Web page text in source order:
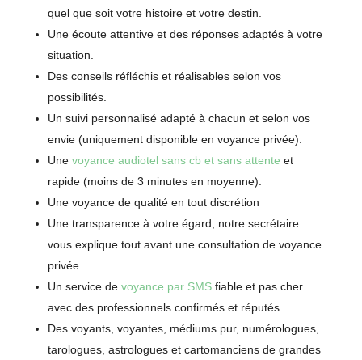
quel que soit votre histoire et votre destin.
Une écoute attentive et des réponses adaptés à votre
situation.
Des conseils réfléchis et réalisables selon vos
possibilités.
Un suivi personnalisé adapté à chacun et selon vos
envie (uniquement disponible en voyance privée).
Une voyance audiotel sans cb et sans attente et
rapide (moins de 3 minutes en moyenne).
Une voyance de qualité en tout discrétion
Une transparence à votre égard, notre secrétaire
vous explique tout avant une consultation de voyance
privée.
Un service de voyance par SMSfiable et pas cher
avec des professionnels confirmés et réputés.
Des voyants, voyantes, médiums pur, numérologues,
tarologues, astrologues et cartomanciens de grandes